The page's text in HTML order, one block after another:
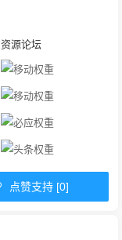
资源论坛
点赞支持 [0]